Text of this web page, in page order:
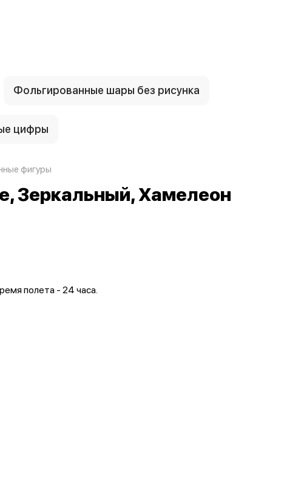
Фольгированные шары без рисунка
цифры
фигуры
Зеркальный, Хамелеон
полета - 24 часа.